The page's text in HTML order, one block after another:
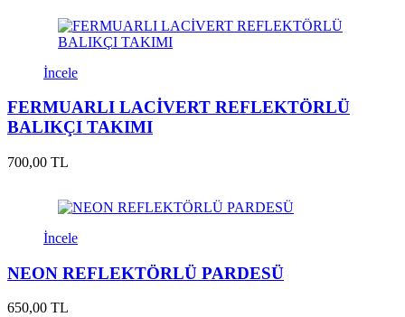
İncele
FERMUARLI LACİVERT REFLEKTÖRLÜ
BALIKÇI TAKIMI
700,00 TL
İncele
NEON REFLEKTÖRLÜ PARDESÜ
650,00 TL